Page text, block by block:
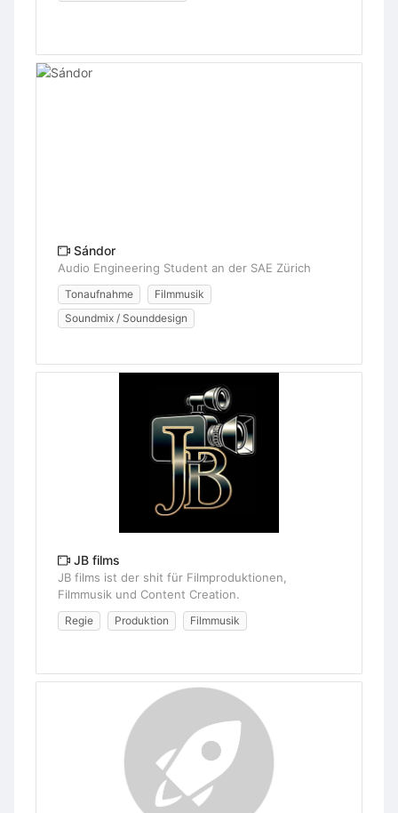
Sándor
Audio Engineering Student an der SAE Zürich
Tonaufnahme
Filmmusik
Soundmix / Sounddesign
JB films
JB films ist der shit für Filmproduktionen,
Filmmusik und Content Creation.
Regie Produktion Filmmusik